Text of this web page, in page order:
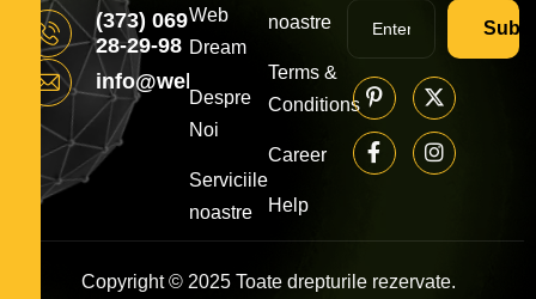
(373) 069
28-29-98
info@webdream.md
Web
Dream
Despre
Noi
Serviciile
noastre
noastre
Terms &
Conditions
Career
Help
Copyright © 2025 Toate drepturile rezervate.